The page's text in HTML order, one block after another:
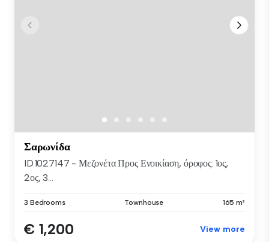
Σαρωνίδα
ID.1027147 - Μεζονέτα Προς Ενοικίαση, όροφος: 1ος,
2ος, 3...
3 Bedrooms Townhouse 165 m²
€ 1,200 View more